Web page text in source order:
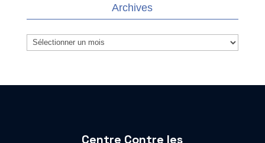
Archives
Archives
Centre Contre les